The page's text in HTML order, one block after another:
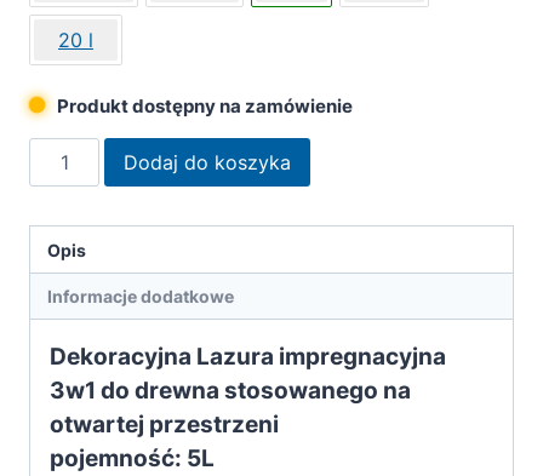
20 l
Produkt dostępny na zamówienie
ilość
Remmers
impregnująca
HK-
Lasur
grafitowy
Dodaj do koszyka
Opis
Informacje dodatkowe
Dekoracyjna Lazura impregnacyjna
3w1 do drewna stosowanego na
otwartej przestrzeni
pojemność: 5L